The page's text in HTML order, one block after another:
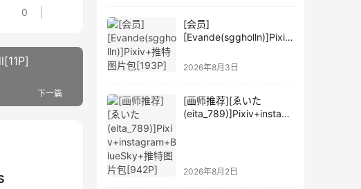
0
下一篇
[会员]
[Evande(sggholln)]Pixiv
2026年8月3日
[画师推荐][ゑいた
(eita_789)]Pixiv+instagr
2026年8月2日